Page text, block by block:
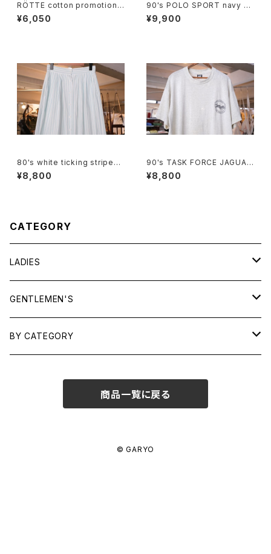
RÖTTE cotton promotional
shoulder Bag
¥6,050
90's POLO SPORT navy C
ulottes w/ pony embroider
y
¥9,900
80's white ticking striped
cotton flared Skirt
¥8,800
90's TASK FORCE JAGUAR
printed Tee "Made in U.S.
A."
¥8,800
CATEGORY
LADIES
TOPS
SHIRTS
OUTERWEAR
GENTLEMEN'S
TOPS
BY CATEGORY
商品一覧に戻る
© GARYO